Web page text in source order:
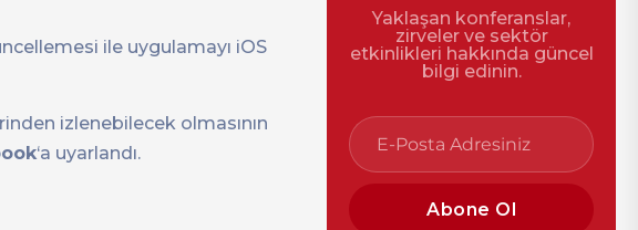
ile uygulamayı iOS
izlenebilecek olmasının
‘a uyarlandı.
Yaklaşan konferanslar,
zirveler ve sektör
etkinlikleri hakkında güncel
bilgi edinin.
Abone Ol